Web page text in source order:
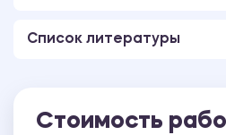
Список литературы
Стоимость